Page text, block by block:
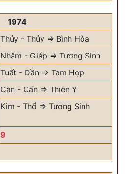
1974
Thủy - Thủy => Bình Hòa
Nhâm - Giáp => Tương Sinh
Tuất - Dần => Tam Hợp
Càn - Cấn => Thiên Y
Kim - Thổ => Tương Sinh
9